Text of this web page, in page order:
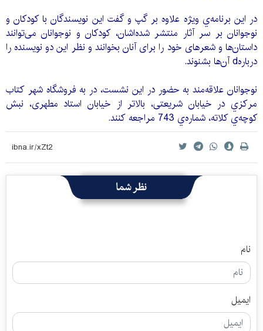
در این برنامه‌ي ویژه علاوه بر گپ و گفت این نویسندگان با کودکان و
نوجوانان بر سر آثار منتشر شده‌اشان، کودکان و نوجوانان می‌توانند
داستان‌ها و شعرهای خود را برای آنان بخوانند و نظر این دو نویسنده را
دربارهd آن‌ها بشنوند.
نوجوانان علاقه‌مند به حضور در اين نشست، در به فروشگاه شهر كتاب
مركزي در خیابان شریعتی، بالاتر از خيابان استاد مطهری، نبش
کوچه‌ي کلاته، شماره‌ي 743 مراجعه كنند.
نظر شما
نام
ایمیل